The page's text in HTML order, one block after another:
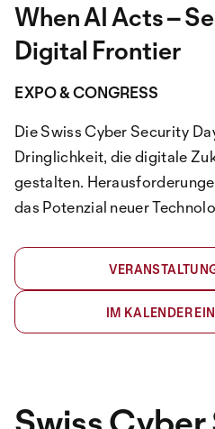
When AI Acts –
Digital Frontier
EXPO & CONGRESS
Die Swiss Cyber Security
Dringlichkeit, die digitale
gestalten.
das Potenzial neuer
IM KALENDER